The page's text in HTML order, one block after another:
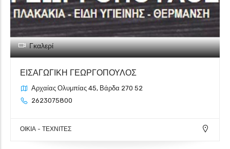
Γκαλερί
ΕΙΣΑΓΩΓΙΚΗ ΓΕΩΡΓΟΠΟΥΛΟΣ
Αρχαίας Ολυμπίας 45, Βάρδα 270 52
2623075800
ΟΙΚΙΑ - ΤΕΧΝΙΤΕΣ